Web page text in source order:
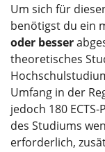
Um sich für
benötigst du ein
oder besser
theoretisches
Umfang in der
jedoch 180
des Studiums
erforderlich,